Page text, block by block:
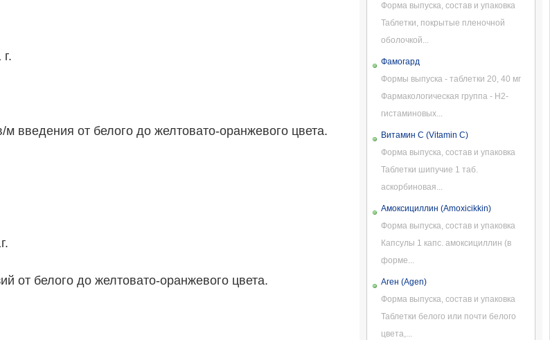
введения от белого до желтовато-оранжевого цвета.
от белого до желтовато-оранжевого цвета.
Форма выпуска, состав и упаковка
Таблетки, покрытые пленочной
оболочкой...
Фамогард
Формы выпуска - таблетки 20, 40 мг
Фармакологическая группа - H2-
гистаминовых...
Витамин С (Vitamin C)
Форма выпуска, состав и упаковка
Таблетки шипучие 1 таб.
аскорбиновая...
Амоксициллин (Amoxicikkin)
Форма выпуска, состав и упаковка
Капсулы 1 капс. амоксициллин (в
форме...
Аген (Agen)
Форма выпуска, состав и упаковка
Таблетки белого или почти белого
цвета,...